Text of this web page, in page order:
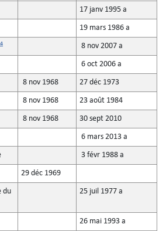
17 janv 1995 a
19 mars 1986 a
8 nov 2007 a
6 oct 2006 a
8 nov 1968 27 déc 1973
8 nov 1968 23 août 1984
8 nov 1968 30 sept 2010
6 mars 2013 a
3 févr 1988 a
29 déc 1969
du
25 juil 1977 a
26 mai 1993 a